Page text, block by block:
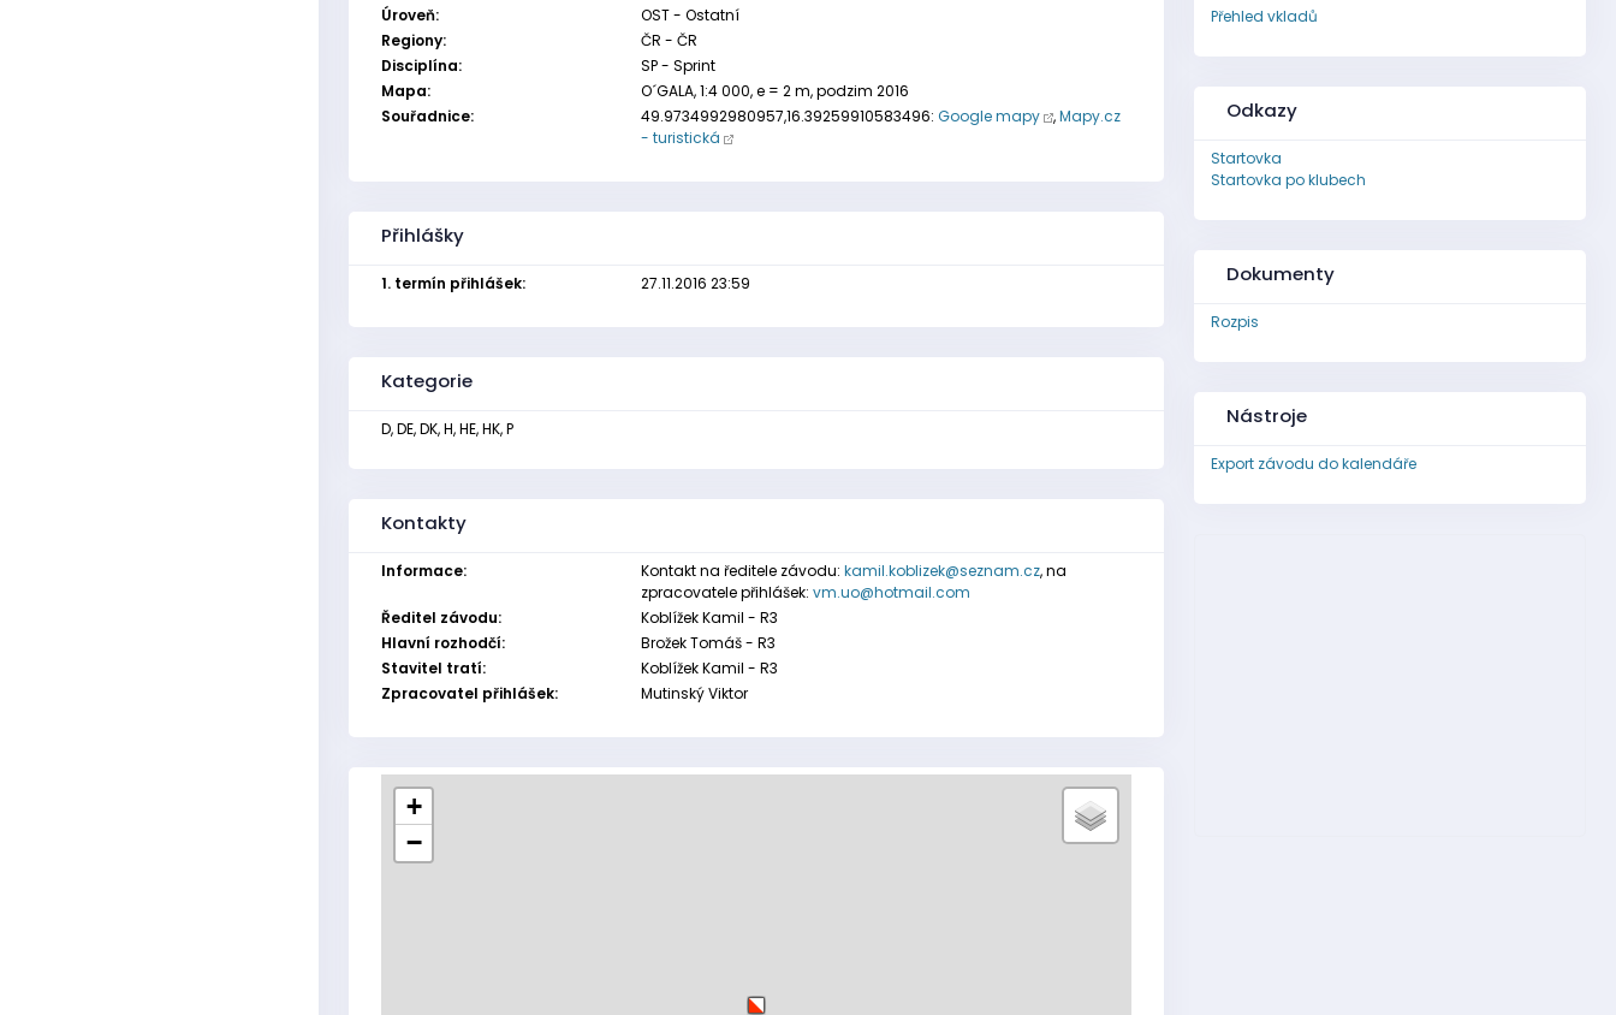
Úroveň:
OST - Ostatní
Regiony:
ČR - ČR
Disciplína:
SP - Sprint
Mapa:
O´GALA, 1:4 000, e = 2 m, podzim 2016
Souřadnice:
49.9734992980957,16.39259910583496:Google mapy ,Mapy.cz
- turistická
Přihlášky
1. termín přihlášek: 27.11.2016 23:59
Kategorie
D, DE, DK, H, HE, HK, P
Kontakty
Informace: Kontakt na ředitele závodu:kamil.koblizek@seznam.cz, na
zpracovatele přihlášek:vm.uo@hotmail.com
Ředitel závodu:
Koblížek Kamil - R3
Hlavní rozhodčí:
Brožek Tomáš - R3
Stavitel tratí:
Koblížek Kamil - R3
Zpracovatel přihlášek:
Mutinský Viktor
+
−
Přehled vkladů
Odkazy
Startovka
Startovka po klubech
Dokumenty
Rozpis
Nástroje
Export závodu do kalendáře